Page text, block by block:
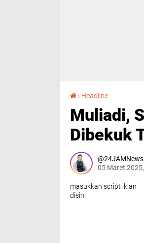
› Headline
Muliadi,
Dibekuk
24JAMNews
05 Maret
masukkan script iklan
disini